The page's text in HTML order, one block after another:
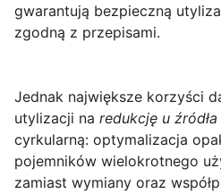
gwarantują bezpieczną
zgodną z przepisami.
Jednak największe korzyści
utylizacji na redukcję u źródła
cyrkularną: optymalizacja
pojemników wielokrotnego
zamiast wymiany oraz